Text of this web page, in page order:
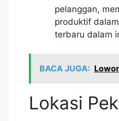
pelanggan,
produktif
terbaru dalam
BACA JUGA:
Lokasi